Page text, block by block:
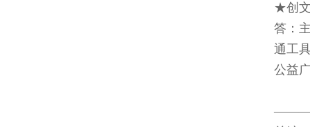
★创文
答：
通工
公益